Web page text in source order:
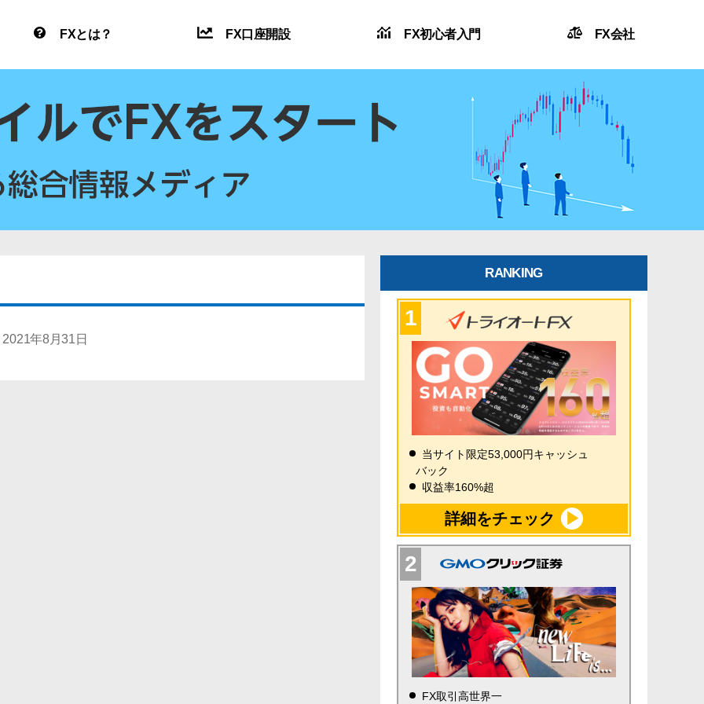
FXとは？ FX口座開設 FX初心者入門 FX会社
2021年8月31日
RANKING
当サイト限定53,000円キャッシュ
バック
収益率160%超
詳細をチェック
FX取引高世界一